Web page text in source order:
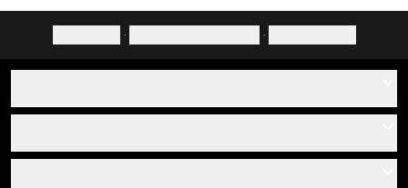
· ·
Über uns